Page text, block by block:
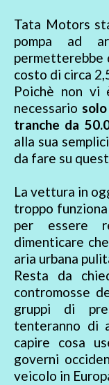
Tata Motors
pompa ad
permetterebbe
costo di circa
Poichè non vi
necessario
tranche da
alla sua
da fare su
La vettura in
troppo
per essere
dimenticare
aria urbana
Resta da
contromosse
gruppi di
tenteranno di
capire cosa
governi
veicolo in